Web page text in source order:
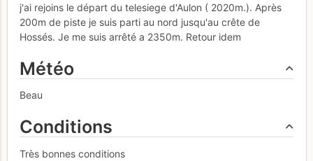
j'ai rejoins le départ du telesiege d'Aulon ( 2020m.). Après
200m de piste je suis parti au nord jusqu'au crête de
Hossés. Je me suis arrêté a 2350m. Retour idem
Météo
Beau
Conditions
Très bonnes conditions